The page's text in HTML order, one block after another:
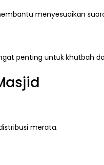
menyesuaikan
penting untuk khutbah
merata.